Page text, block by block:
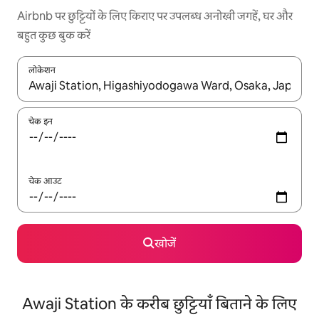
Airbnb पर छुट्टियों के लिए किराए पर उपलब्ध अनोखी जगहें, घर और
बहुत कुछ बुक करें
लोकेशन
नतीजों के उपलब्ध होने पर, अप और डाउन 'ऐरो की' का इस्तेमाल करके नेविगेट
चेक इन
चेक आउट
खोजें
Awaji Station के करीब छुट्टियाँ बिताने के लिए